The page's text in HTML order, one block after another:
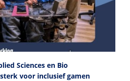
Sciences en Bio
voor inclusief gamen